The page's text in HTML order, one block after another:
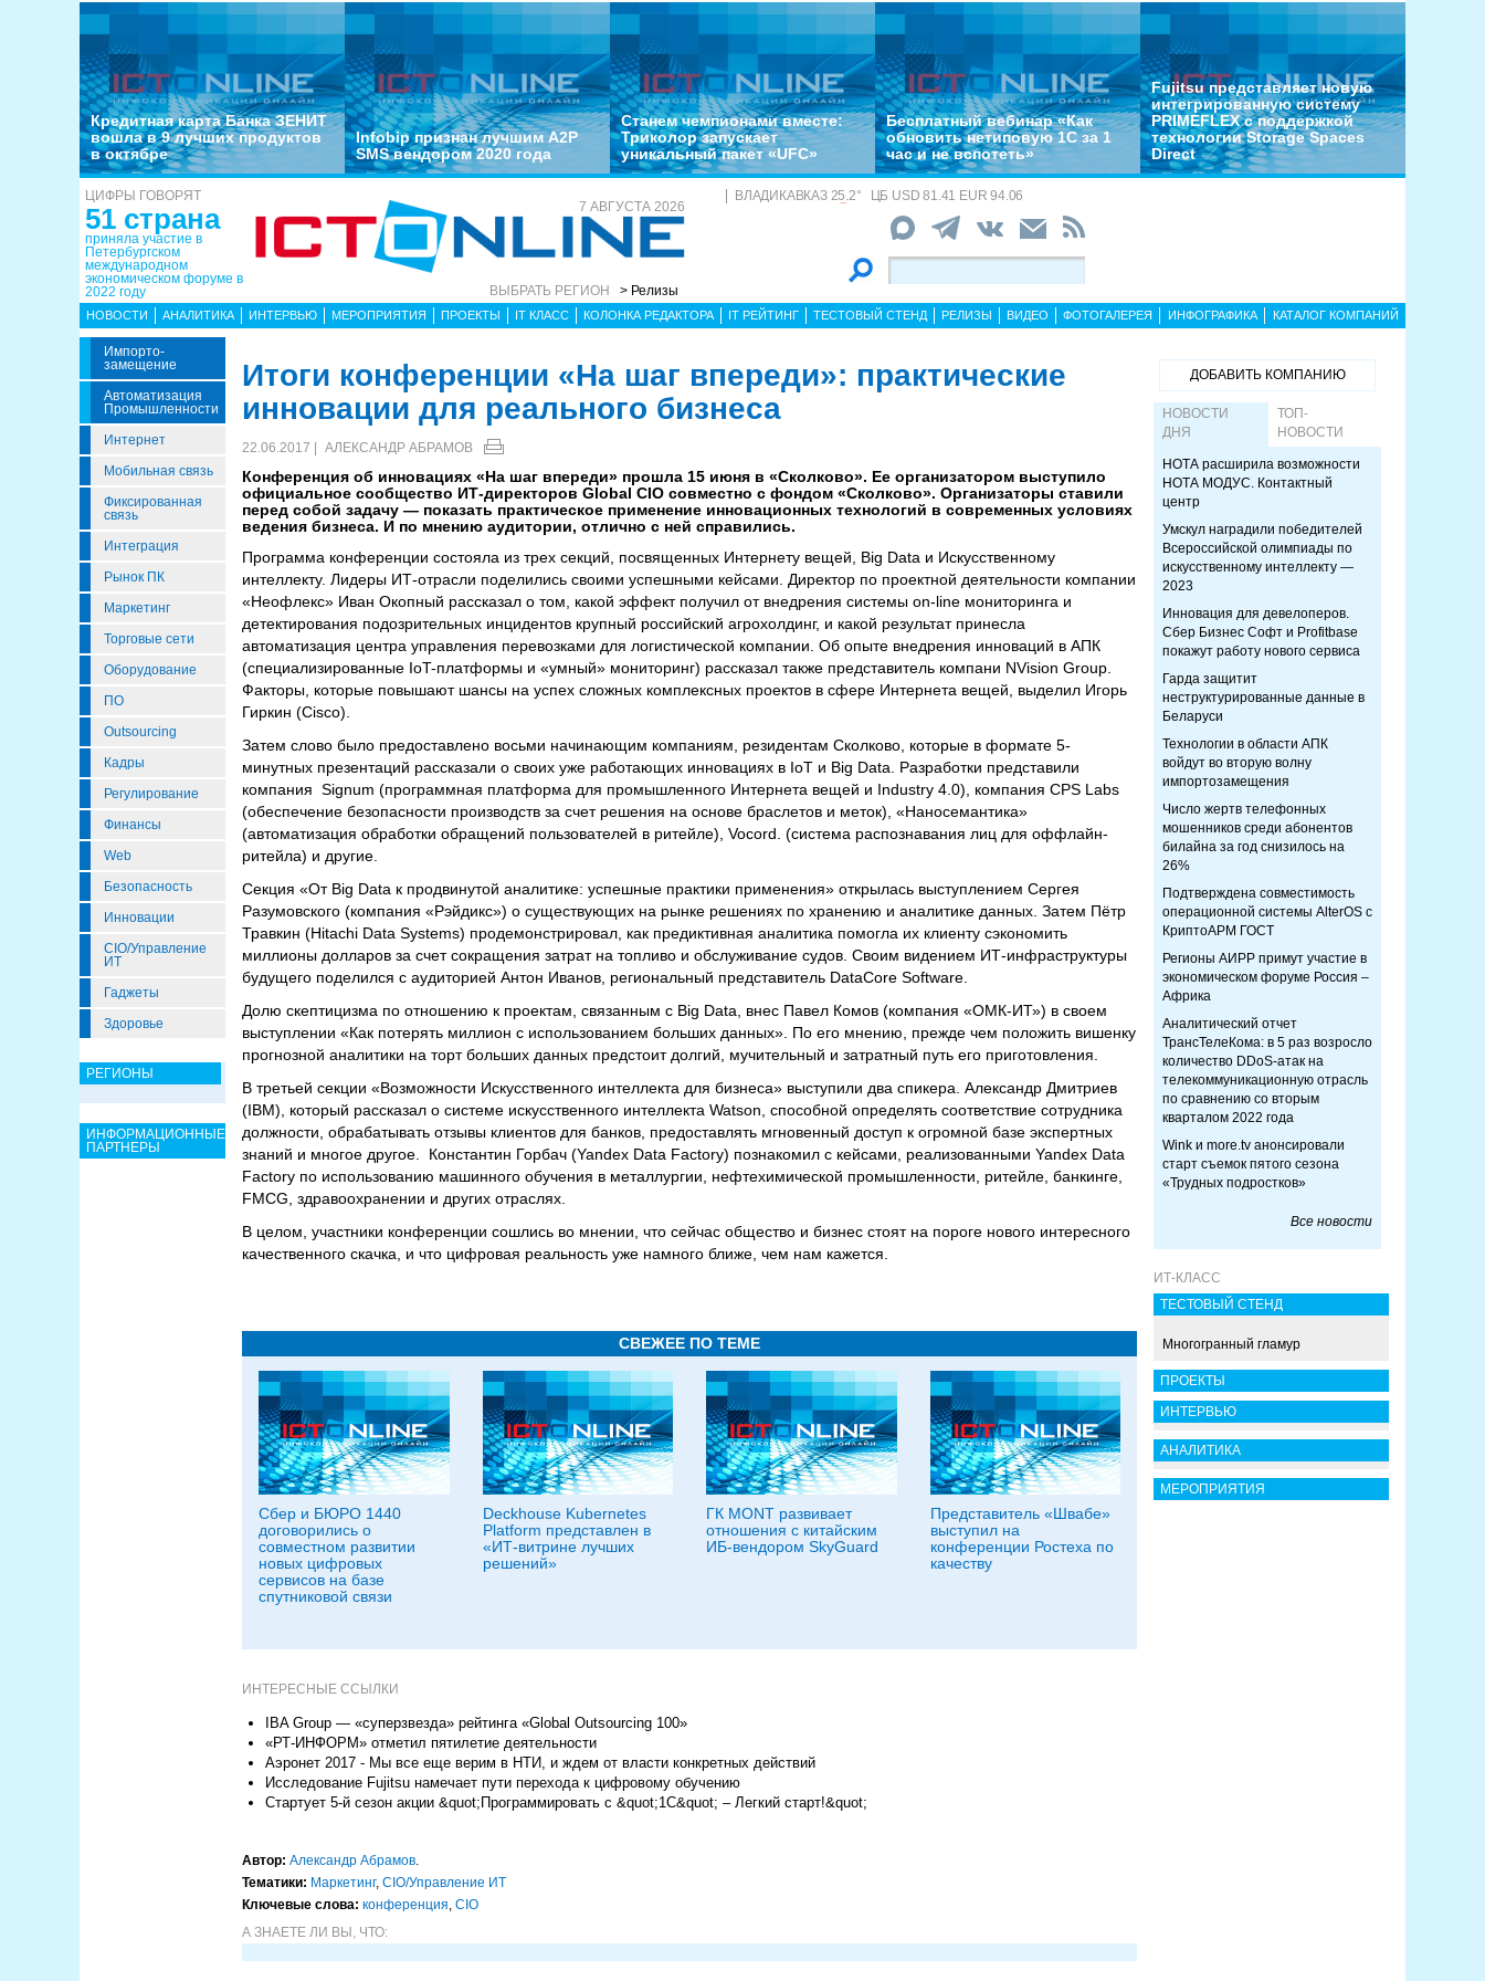
Кредитная карта Банка ЗЕНИТ
вошла в 9 лучших продуктов
в октябре
Infobip признан лучшим A2P
SMS вендором 2020 года
Станем чемпионами вместе:
Триколор запускает
уникальный пакет «UFC»
Бесплатный вебинар «Как
обновить нетиповую 1С за 1
час и не вспотеть»
Fujitsu представляет новую
интегрированную систему
PRIMEFLEX с поддержкой
технологии Storage Spaces
Direct
ЦИФРЫ ГОВОРЯТ
51 страна
приняла участие в
Петербургском
международном
экономическом форуме в
2022 году
7 АВГУСТА 2026
ВЫБРАТЬ РЕГИОН > Релизы
ВЛАДИКАВКАЗ 25.2° ЦБ USD 81.41 EUR 94.06
НОВОСТИ АНАЛИТИКА ИНТЕРВЬЮ МЕРОПРИЯТИЯ ПРОЕКТЫ IT КЛАСС КОЛОНКА РЕДАКТОРА IT РЕЙТИНГ ТЕСТОВЫЙ СТЕНД РЕЛИЗЫ ВИДЕО ФОТОГАЛЕРЕЯ ИНФОГРАФИКА КАТАЛОГ КОМПАНИЙ
Импорто­
Замещение
Автоматизация
Промышленности
Интернет
Мобильная связь
Фиксированная
связь
Интеграция
Рынок ПК
Маркетинг
Торговые сети
Оборудование
ПО
Outsourcing
Кадры
Регулирование
Финансы
Web
Безопасность
Инновации
CIO/Управление
ИТ
Гаджеты
Здоровье
РЕГИОНЫ
ИНФОРМАЦИОННЫЕ
ПАРТНЕРЫ
Итоги конференции «На шаг впереди»: практические
инновации для реального бизнеса
22.06.2017 | АЛЕКСАНДР АБРАМОВ
Конференция об инновациях «На шаг впереди» прошла 15 июня в «Сколково». Ее организатором выступило
официальное сообщество ИТ-директоров Global CIO совместно с фондом «Сколково». Организаторы ставили
перед собой задачу — показать практическое применение инновационных технологий в современных условиях
ведения бизнеса. И по мнению аудитории, отлично с ней справились.
Программа конференции состояла из трех секций, посвященных Интернету вещей, Big Data и Искусственному
интеллекту. Лидеры ИТ-отрасли поделились своими успешными кейсами. Директор по проектной деятельности компании
«Неофлекс» Иван Окопный рассказал о том, какой эффект получил от внедрения системы on-line мониторинга и
детектирования подозрительных инцидентов крупный российский агрохолдинг, и какой результат принесла
автоматизация центра управления перевозками для логистической компании. Об опыте внедрения инноваций в АПК
(специализированные IoT-платформы и «умный» мониторинг) рассказал также представитель компани NVision Group.
Факторы, которые повышают шансы на успех сложных комплексных проектов в сфере Интернета вещей, выделил Игорь
Гиркин (Cisco).
Затем слово было предоставлено восьми начинающим компаниям, резидентам Сколково, которые в формате 5-
минутных презентаций рассказали о своих уже работающих инновациях в IoT и Big Data. Разработки представили
компания Signum (программная платформа для промышленного Интернета вещей и Industry 4.0), компания CPS Labs
(обеспечение безопасности производств за счет решения на основе браслетов и меток), «Наносемантика»
(автоматизация обработки обращений пользователей в ритейле), Vocord. (система распознавания лиц для оффлайн-
ритейла) и другие.
Секция «От Big Data к продвинутой аналитике: успешные практики применения» открылась выступлением Сергея
Разумовского (компания «Рэйдикс») о существующих на рынке решениях по хранению и аналитике данных. Затем Пётр
Травкин (Hitachi Data Systems) продемонстрировал, как предиктивная аналитика помогла их клиенту сэкономить
миллионы долларов за счет сокращения затрат на топливо и обслуживание судов. Своим видением ИТ-инфраструктуры
будущего поделился с аудиторией Антон Иванов, региональный представитель DataCore Software.
Долю скептицизма по отношению к проектам, связанным с Big Data, внес Павел Комов (компания «ОМК-ИТ») в своем
выступлении «Как потерять миллион с использованием больших данных». По его мнению, прежде чем положить вишенку
прогнозной аналитики на торт больших данных предстоит долгий, мучительный и затратный путь его приготовления.
В третьей секции «Возможности Искусственного интеллекта для бизнеса» выступили два спикера. Александр Дмитриев
(IBM), который рассказал о системе искусственного интеллекта Watson, способной определять соответствие сотрудника
должности, обрабатывать отзывы клиентов для банков, предоставлять мгновенный доступ к огромной базе экспертных
знаний и многое другое. Константин Горбач (Yandex Data Factory) познакомил с кейсами, реализованными Yandex Data
Factory по использованию машинного обучения в металлургии, нефтехимической промышленности, ритейле, банкинге,
FMCG, здравоохранении и других отраслях.
В целом, участники конференции сошлись во мнении, что сейчас общество и бизнес стоят на пороге нового интересного
качественного скачка, и что цифровая реальность уже намного ближе, чем нам кажется.
СВЕЖЕЕ ПО ТЕМЕ
Сбер и БЮРО 1440
договорились о
совместном развитии
новых цифровых
сервисов на базе
спутниковой связи
Deckhouse Kubernetes
Platform представлен в
«ИТ-витрине лучших
решений»
ГК MONT развивает
отношения с китайским
ИБ-вендором SkyGuard
Представитель «Швабе»
выступил на
конференции Ростеха по
качеству
ИНТЕРЕСНЫЕ ССЫЛКИ
IBA Group — «суперзвезда» рейтинга «Global Outsourcing 100»
«РТ-ИНФОРМ» отметил пятилетие деятельности
Аэронет 2017 - Мы все еще верим в НТИ, и ждем от власти конкретных действий
Исследование Fujitsu намечает пути перехода к цифровому обучению
Стартует 5-й сезон акции &quot;Программировать с &quot;1С&quot; – Легкий старт!&quot;
Автор: Александр Абрамов.
Тематики: Маркетинг, CIO/Управление ИТ
Ключевые слова: конференция, CIO
А ЗНАЕТЕ ЛИ ВЫ, ЧТО:
ДОБАВИТЬ КОМПАНИЮ
НОВОСТИ
ДНЯ
ТОП-
НОВОСТИ
НОТА расширила возможности
НОТА МОДУС. Контактный
центр
Умскул наградили победителей
Всероссийской олимпиады по
искусственному интеллекту —
2023
Инновация для девелоперов.
Сбер Бизнес Софт и Profitbase
покажут работу нового сервиса
Гарда защитит
неструктурированные данные в
Беларуси
Технологии в области АПК
войдут во вторую волну
импортозамещения
Число жертв телефонных
мошенников среди абонентов
билайна за год снизилось на
26%
Подтверждена совместимость
операционной системы AlterOS с
КриптоАРМ ГОСТ
Регионы АИРР примут участие в
экономическом форуме Россия –
Африка
Аналитический отчет
ТрансТелеКома: в 5 раз возросло
количество DDoS-атак на
телекоммуникационную отрасль
по сравнению со вторым
кварталом 2022 года
Wink и more.tv анонсировали
старт съемок пятого сезона
«Трудных подростков»
Все новости
ИТ-КЛАСС
ТЕСТОВЫЙ СТЕНД
Многогранный гламур
ПРОЕКТЫ
ИНТЕРВЬЮ
АНАЛИТИКА
МЕРОПРИЯТИЯ